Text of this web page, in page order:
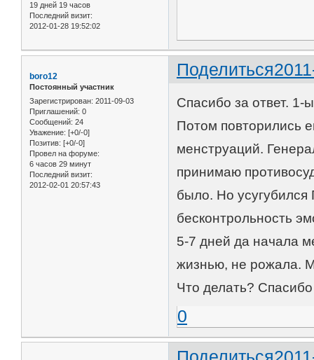
19 дней 19 часов
Последний визит:
2012-01-28 19:52:02
Поделиться
boro12
Постоянный участник
Зарегистрирован: 2011-09-03
Приглашений: 0
Сообщений: 24
Уважение: [+0/-0]
Позитив: [+0/-0]
Провел на форуме:
6 часов 29 минут
Последний визит:
2012-02-01 20:57:43
Спасибо за ответ. 1-
Потом повторились
менструаций.
принимаю
было. Но усугубился
бесконтрольность
5-7 дней да начала
жизнью, не рожала.
Что делать? Спасибо
0